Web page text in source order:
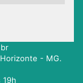
Horizonte - MG.
19h